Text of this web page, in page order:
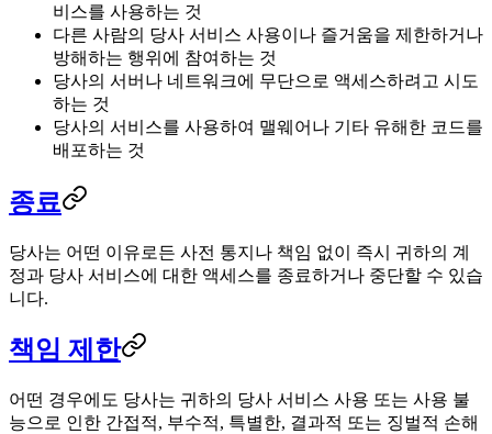
비스를 사용하는 것
다른 사람의 당사 서비스 사용이나 즐거움을 제한하거나
방해하는 행위에 참여하는 것
당사의 서버나 네트워크에 무단으로 액세스하려고 시도
하는 것
당사의 서비스를 사용하여 맬웨어나 기타 유해한 코드를
배포하는 것
종료
당사는 어떤 이유로든 사전 통지나 책임 없이 즉시 귀하의 계
정과 당사 서비스에 대한 액세스를 종료하거나 중단할 수 있습
니다.
책임 제한
어떤 경우에도 당사는 귀하의 당사 서비스 사용 또는 사용 불
능으로 인한 간접적, 부수적, 특별한, 결과적 또는 징벌적 손해